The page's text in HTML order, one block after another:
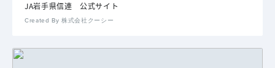
JA岩手県信連 公式サイト
Created By 株式会社クーシー